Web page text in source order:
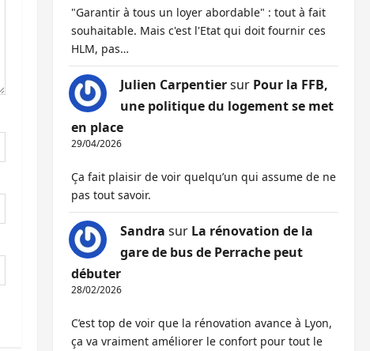
"Garantir à tous un loyer abordable" : tout à fait
souhaitable. Mais c'est l'Etat qui doit fournir ces
HLM, pas…
Julien Carpentiersur Pour la FFB,
une politique du logement se met
en place
29/04/2026
Ça fait plaisir de voir quelqu’un qui assume de ne
pas tout savoir.
Sandra sur La rénovation de la
gare de bus de Perrache peut
débuter
28/02/2026
C’est top de voir que la rénovation avance à Lyon,
ça va vraiment améliorer le confort pour tout le